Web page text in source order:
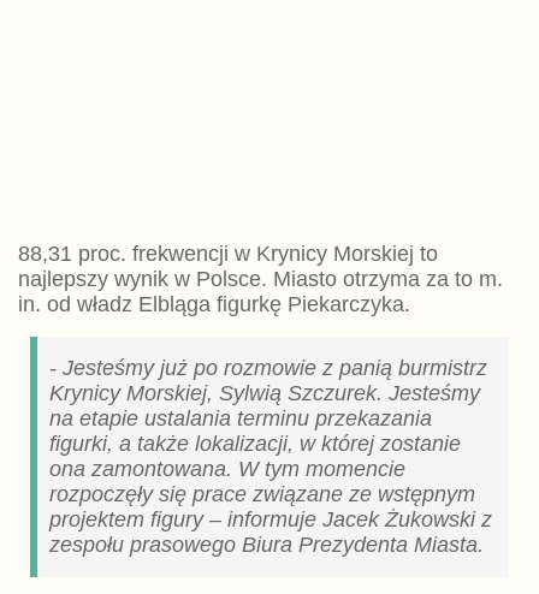
88,31 proc. frekwencji w Krynicy Morskiej to
najlepszy wynik w Polsce. Miasto otrzyma za to m.
in. od władz Elbląga figurkę Piekarczyka.
- Jesteśmy już po rozmowie z panią burmistrz
Krynicy Morskiej, Sylwią Szczurek. Jesteśmy
na etapie ustalania terminu przekazania
figurki, a także lokalizacji, w której zostanie
ona zamontowana. W tym momencie
rozpoczęły się prace związane ze wstępnym
projektem figury – informuje Jacek Żukowski z
zespołu prasowego Biura Prezydenta Miasta.